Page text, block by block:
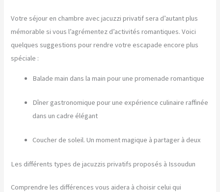
Votre séjour en chambre avec jacuzzi privatif sera d’autant plus
mémorable si vous l’agrémentez d’activités romantiques. Voici
quelques suggestions pour rendre votre escapade encore plus
spéciale :
Balade main dans la main pour une promenade romantique
Dîner gastronomique pour une expérience culinaire raffinée
dans un cadre élégant
Coucher de soleil. Un moment magique à partager à deux
Les différents types de jacuzzis privatifs proposés à Issoudun
Comprendre les différences vous aidera à choisir celui qui